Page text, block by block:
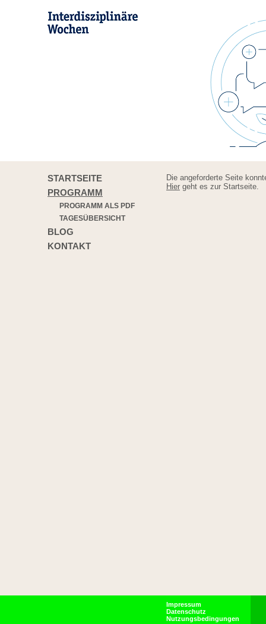
STARTSEITE
PROGRAMM
PROGRAMM ALS PDF
TAGESÜBERSICHT
BLOG
KONTAKT
Die angeforderte Seite
Hier geht es zur Startseite.
Impressum
Datenschutz
Nutzungsbedingungen